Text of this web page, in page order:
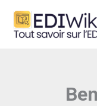
Aller
contenu